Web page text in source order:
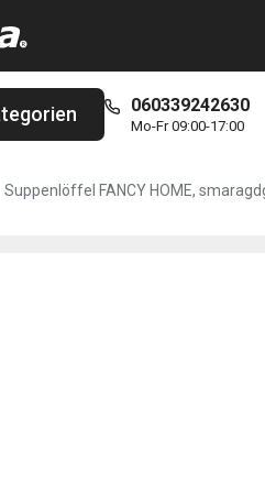
060339242630
Mo-Fr 09:00-17:00
Suppenlöffel FANCY HOME,